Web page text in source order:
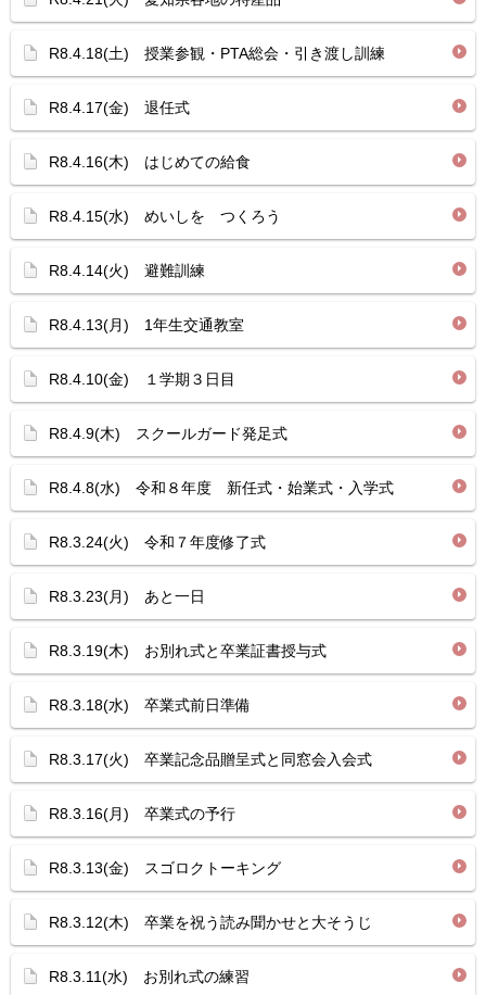
R8.4.18(土) 授業参観・PTA総会・引き渡し訓練
R8.4.17(金) 退任式
R8.4.16(木) はじめての給食
R8.4.15(水) めいしを つくろう
R8.4.14(火) 避難訓練
R8.4.13(月) 1年生交通教室
R8.4.10(金) １学期３日目
R8.4.9(木) スクールガード発足式
R8.4.8(水) 令和８年度 新任式・始業式・入学式
R8.3.24(火) 令和７年度修了式
R8.3.23(月) あと一日
R8.3.19(木) お別れ式と卒業証書授与式
R8.3.18(水) 卒業式前日準備
R8.3.17(火) 卒業記念品贈呈式と同窓会入会式
R8.3.16(月) 卒業式の予行
R8.3.13(金) スゴロクトーキング
R8.3.12(木) 卒業を祝う読み聞かせと大そうじ
R8.3.11(水) お別れ式の練習